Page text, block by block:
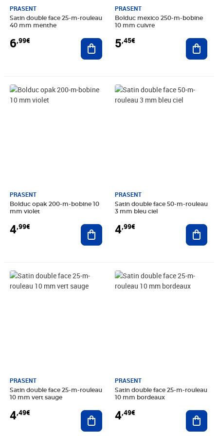
PRASENT
Satin double face 25-m-rouleau
40 mm menthe
6,99€ Ajouter au panier
PRASENT
Bolduc mexico 250-m-bobine
10 mm cuivre
5,45€
PRASENT
Bolduc opak 200-m-bobine 10
mm violet
4,99€
Prix 4,99€
Ajouter au panier
PRASENT
Satin double face 50-m-rouleau
3 mm bleu ciel
4,99€
Prix 4,99€
PRASENT
Satin double face 25-m-rouleau
10 mm vert sauge
4,49€
Prix 4,49€
Ajouter au panier
PRASENT
Satin double face 25-m-rouleau
10 mm bordeaux
4,49€
Prix 4,49€